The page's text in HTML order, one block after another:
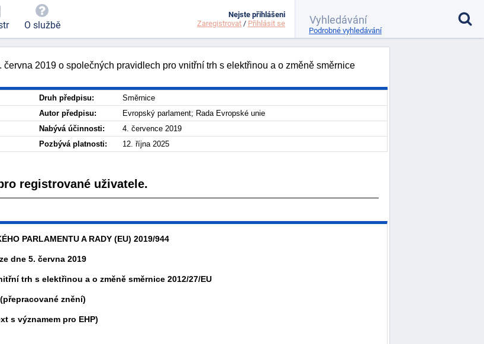
2019 o společných pravidlech pro vnitřní trh s elektřinou a o změně směrnice
Druh předpisu:
Směrnice
Autor předpisu:
Evropský parlament; Rada Evropské unie
Nabývá účinnosti:
4. července 2019
Pozbývá platnosti: 12. října 2025
registrované uživatele.
PARLAMENTU A RADY (EU) 2019/944
ze dne 5. června 2019
trh s elektřinou a o změně směrnice 2012/27/EU
(přepracované znění)
s významem pro EHP)
O službě
Nejste přihlášeni
Zaregistrovat / Přihlásit se
Podrobné vyhledávání